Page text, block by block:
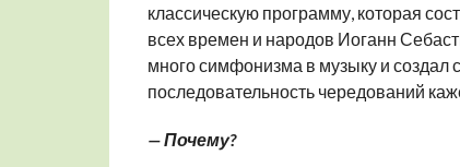
классическую программу, которая
всех времен и народов Иоганн
много симфонизма в музыку и создал
последовательность чередований
— Почему?